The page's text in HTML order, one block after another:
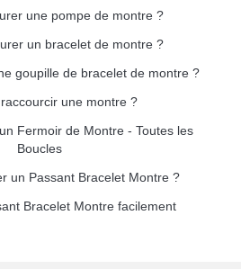
une pompe de montre ?
un bracelet de montre ?
goupille de bracelet de montre ?
une montre ?
Fermoir de Montre - Toutes les
Boucles
un Passant Bracelet Montre ?
Bracelet Montre facilement